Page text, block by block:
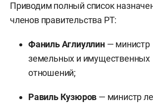
Приводим полный список
членов правительства РТ:
Фаниль Аглиуллин— министр
земельных и имущественных
отношений;
Равиль Кузюров — министр